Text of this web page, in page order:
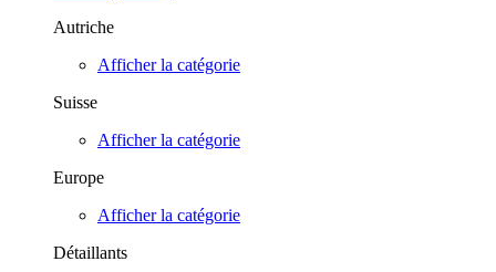
Autriche
Afficher la catégorie
Suisse
Afficher la catégorie
Europe
Afficher la catégorie
Détaillants